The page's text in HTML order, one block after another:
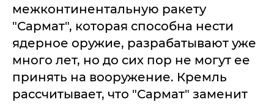
межконтинентальную ракету
"Сармат", которая способна нести
ядерное оружие, разрабатывают уже
много лет, но до сих пор не могут ее
принять на вооружение. Кремль
рассчитывает, что "Сармат" заменит